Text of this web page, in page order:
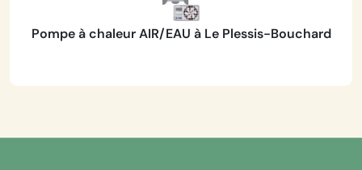
Pompe à chaleur AIR/EAU à Le Plessis-Bouchard